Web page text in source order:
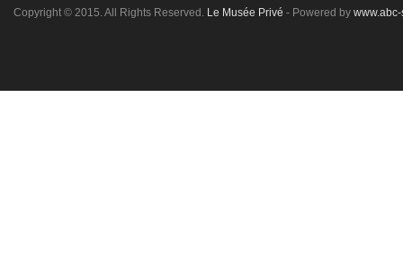
Copyright © 2015. All Rights Reserved. Le Musée Privé - Powered by